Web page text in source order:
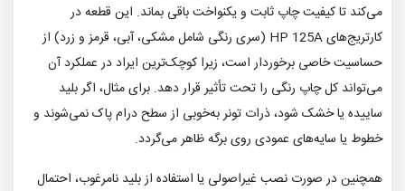
می‌کند تا کیفیت چاپ ثابت و یکنواخت باقی بماند. این قطعه در
کارتریج‌های HP 125A (سری رنگی شامل مشکی، آبی، قرمز و زرد) از
حساسیت خاصی برخوردار است، زیرا کوچک‌ترین ایراد در عملکرد آن
می‌تواند کل چاپ رنگی را تحت تأثیر قرار دهد. برای مثال، اگر بلید
ساییده یا خشک شود، ذرات تونر به‌خوبی از سطح درام پاک نمی‌شوند و
خطوط یا سایه‌های عمودی روی برگه ظاهر می‌گردد.
همچنین در صورت نصب غیراصولی یا استفاده از بلید نامرغوب، احتمال